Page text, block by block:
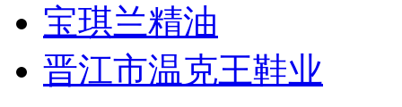
宝琪兰精油
晋江市温克王鞋业